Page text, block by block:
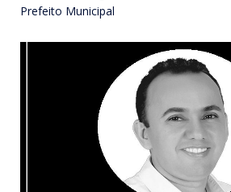
Prefeito Municipal